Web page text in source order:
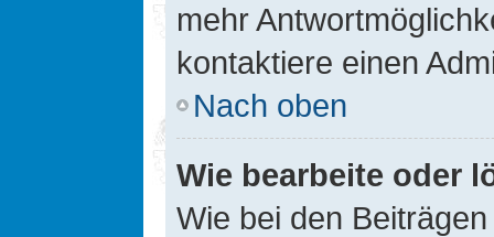
mehr
kontaktiere einen
Nach oben
Wie bearbeite oder
Wie bei den